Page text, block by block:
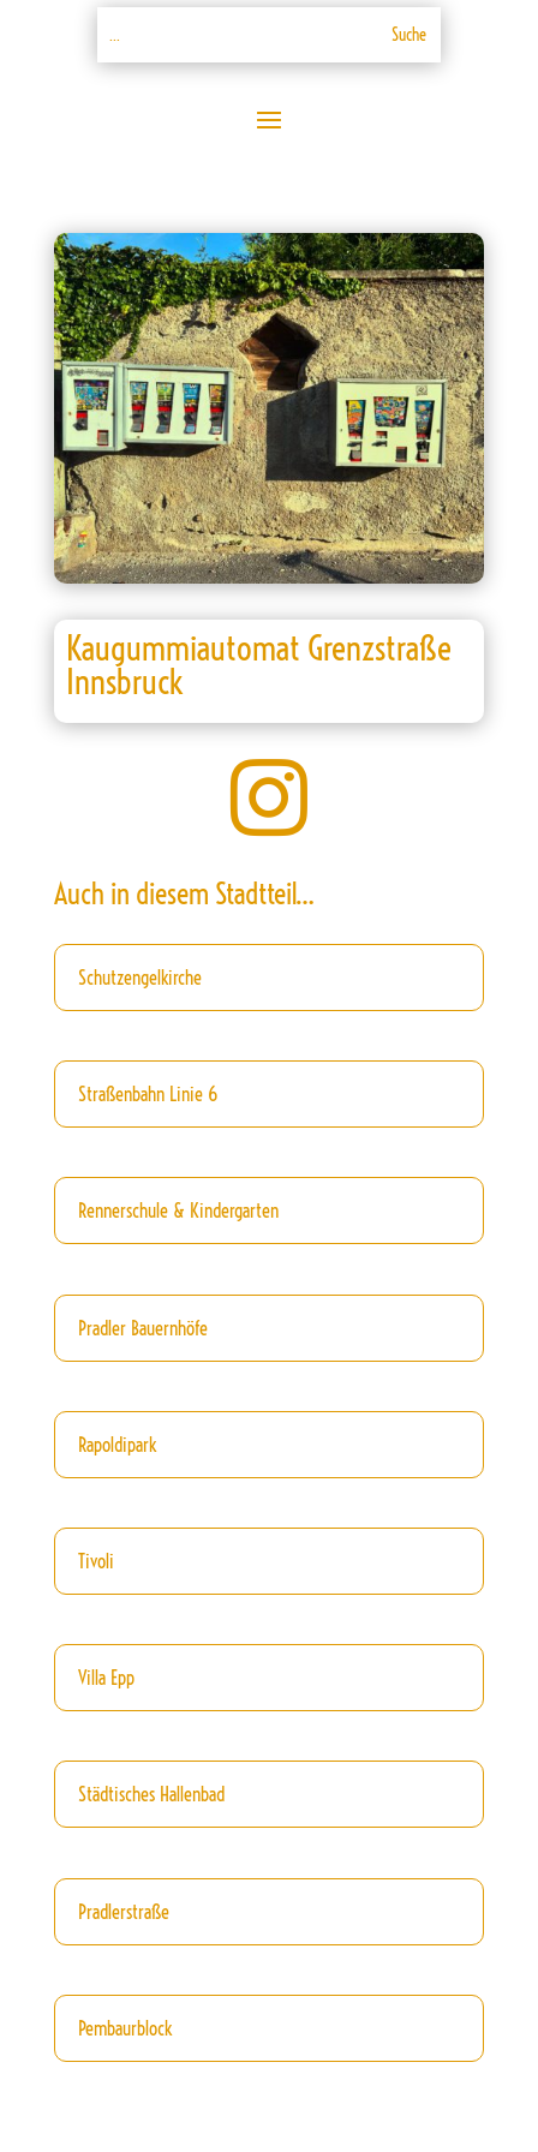
Kaugummiautomat Grenzstraße
Innsbruck

Auch in diesem Stadtteil…
Schutzengelkirche
Straßenbahn Linie 6
Rennerschule & Kindergarten
Pradler Bauernhöfe
Rapoldipark
Tivoli
Villa Epp
Städtisches Hallenbad
Pradlerstraße
Pembaurblock